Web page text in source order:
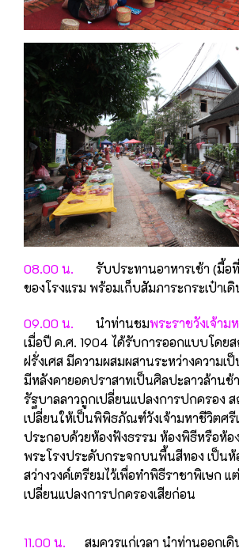
08.00 น. รับประทานอาหารเช้า (มื้อ
ของโรงแรม พร้อมเก็บสัมภาระกระเป๋าเ
09.00 น. นำท่านชมพระราชวังเจ้าม
เมื่อปี ค.ศ. 1904 ได้รับการออกแบบโดย
ฝรั่งเศส มีความผสมผสานระหว่างความเป็
มีหลังคายอดปราสาทเป็นศิลปะลาวล้านช้
รัฐบาลลาวถูกเปลี่ยนแปลงการปกครอง
เปลี่ยนให้เป็นพิพิธภัณฑ์วังเจ้ามหาชีวิตศ
ประกอบด้วยห้องฟังธรรม ห้องพิธีหรือห้อ
พระโรงประดับกระจกบนพื้นสีทอง เป็นห้
สว่างวงค์เตรียมไว้เพื่อทำพิธีราชาพิเษก แ
เปลี่ยนแปลงการปกครองเสียก่อน
11.00 น. สมควรแก่เวลา นำท่านออกเดิ